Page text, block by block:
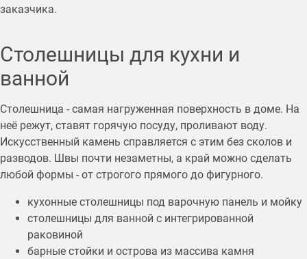
заказчика.
Столешницы для кухни и
ванной
Столешница - самая нагруженная поверхность в доме. На
неё режут, ставят горячую посуду, проливают воду.
Искусственный камень справляется с этим без сколов и
разводов. Швы почти незаметны, а край можно сделать
любой формы - от строгого прямого до фигурного.
кухонные столешницы под варочную панель и мойку
столешницы для ванной с интегрированной
раковиной
барные стойки и острова из массива камня